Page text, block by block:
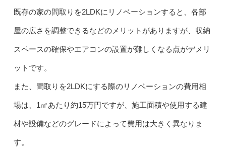
既存の家の間取りを2LDKにリノベーションすると、各部
屋の広さを調整できるなどのメリットがありますが、収納
スペースの確保やエアコンの設置が難しくなる点がデメリ
ットです。
また、間取りを2LDKにする際のリノベーションの費用相
場は、1㎡あたり約15万円ですが、施工面積や使用する建
材や設備などのグレードによって費用は大きく異なりま
す。